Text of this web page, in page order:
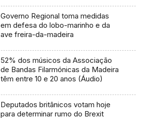
Governo Regional toma medidas
em defesa do lobo-marinho e da
ave freira-da-madeira
52% dos músicos da Associação
de Bandas Filarmónicas da Madeira
têm entre 10 e 20 anos (Áudio)
Deputados britânicos votam hoje
para determinar rumo do Brexit